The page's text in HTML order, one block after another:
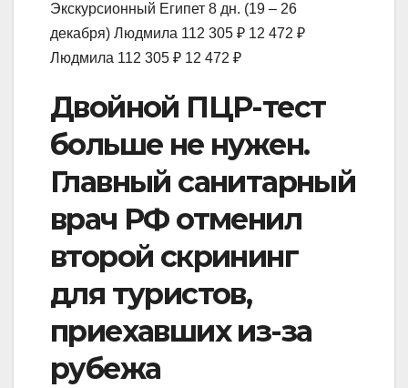
Экскурсионный Египет 8 дн. (19 – 26
декабря) Людмила 112 305 ₽ 12 472 ₽
Людмила 112 305 ₽ 12 472 ₽
Двойной ПЦР-тест
больше не нужен.
Главный санитарный
врач РФ отменил
второй скрининг
для туристов,
приехавших из-за
рубежа